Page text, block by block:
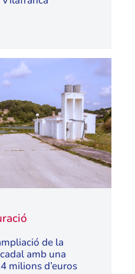
de la
amb una
milions d’euros